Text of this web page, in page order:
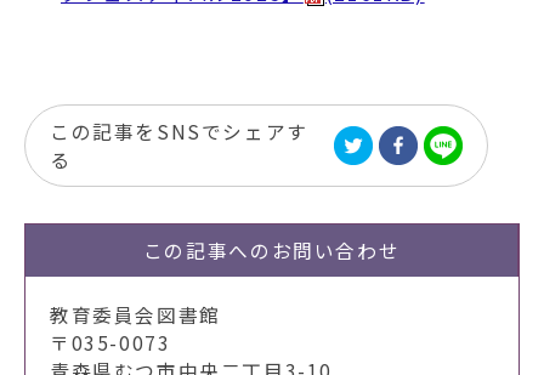
この記事をSNSでシェアす
る
この記事への お問い合わせ
教育委員会図書館
〒035-0073